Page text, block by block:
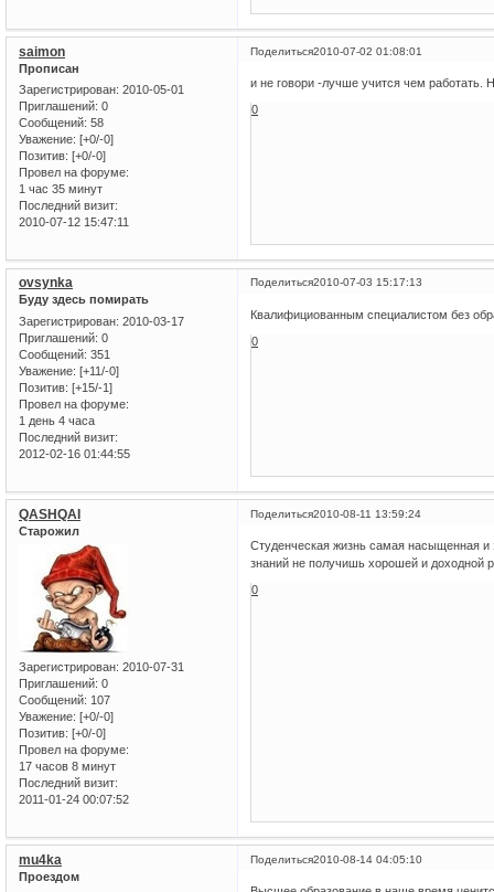
Поделиться2010-07-02 01:08:01
saimon
Прописан
Зарегистрирован: 2010-05-01
Приглашений: 0
Сообщений: 58
Уважение: [+0/-0]
Позитив: [+0/-0]
Провел на форуме:
1 час 35 минут
Последний визит:
2010-07-12 15:47:11
и не говори -лучше учится чем работать.
0
Поделиться2010-07-03 15:17:13
ovsynka
Буду здесь помирать
Зарегистрирован: 2010-03-17
Приглашений: 0
Сообщений: 351
Уважение: [+11/-0]
Позитив: [+15/-1]
Провел на форуме:
1 день 4 часа
Последний визит:
2012-02-16 01:44:55
Квалифициованным специалистом без
0
Поделиться2010-08-11 13:59:24
QASHQAI
Старожил
Зарегистрирован: 2010-07-31
Приглашений: 0
Сообщений: 107
Уважение: [+0/-0]
Позитив: [+0/-0]
Провел на форуме:
17 часов 8 минут
Последний визит:
2011-01-24 00:07:52
Студенческая жизнь самая насыщенная
знаний не получишь хорошей и доходной
0
Поделиться2010-08-14 04:05:10
mu4ka
Проездом